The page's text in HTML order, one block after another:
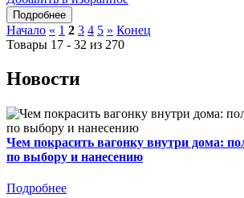
Начало « 1 2 3 4 5 » Конец
Товары 17 - 32 из 270
Новости
Чем покрасить вагонку внутри дома:
по выбору и нанесению
Подробнее